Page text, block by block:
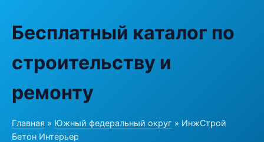
Бесплатный каталог по
строительству и
ремонту
Главная » Южный федеральный округ » ИнжСтрой
Бетон Интерьер